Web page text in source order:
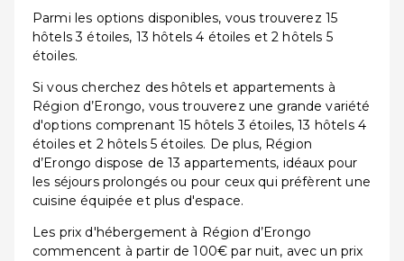
Parmi les options disponibles, vous trouverez 15
hôtels 3 étoiles, 13 hôtels 4 étoiles et 2 hôtels 5
étoiles.
Si vous cherchez des hôtels et appartements à
Région d’Erongo, vous trouverez une grande variété
d'options comprenant 15 hôtels 3 étoiles, 13 hôtels 4
étoiles et 2 hôtels 5 étoiles. De plus, Région
d’Erongo dispose de 13 appartements, idéaux pour
les séjours prolongés ou pour ceux qui préfèrent une
cuisine équipée et plus d'espace.
Les prix d'hébergement à Région d’Erongo
commencent à partir de 100€ par nuit, avec un prix